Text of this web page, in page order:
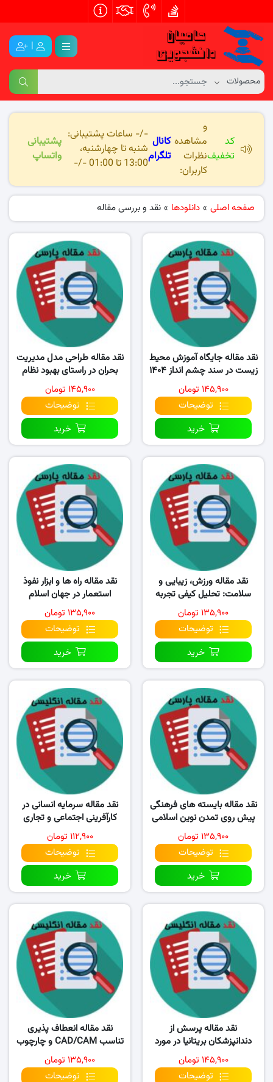
|
کد
تخفیف
و
مشاهده
نظرات
کاربران:
کانال
تلگرام
-/- ساعات پشتیبانی:
شنبه تا چهارشنبه،
13:00 تا 01:00 -/-
پشتیبانی
واتساپ
صفحه اصلی » دانلودها » نقد و بررسی مقاله
نقد مقاله جایگاه آموزش محیط
زیست در سند چشم انداز ۱۴۰۴
و قانون..
۱۴۵,۹۰۰ تومان
توضیحات
خرید
نقد مقاله طراحی مدل مدیریت
بحران در راستای بهبود نظام
مدیریت منابع انسانی..
۱۴۵,۹۰۰ تومان
توضیحات
خرید
نقد مقاله ورزش، زیبایی و
سلامت: تحلیل کیفی تجربه
زنان از باشگاه
۱۳۵,۹۰۰ تومان
توضیحات
خرید
نقد مقاله راه ها و ابزار نفوذ
استعمار در جهان اسلام
(اقدامات استعمارگران)
۱۳۵,۹۰۰ تومان
توضیحات
خرید
نقد مقاله بایسته های فرهنگی
پیش روی تمدن نوین اسلامی
۱۳۵,۹۰۰ تومان
توضیحات
خرید
نقد مقاله سرمایه انسانی در
کارآفرینی اجتماعی و تجاری
۱۱۲,۹۰۰ تومان
توضیحات
خرید
نقد مقاله پرسش از
دندانپزشکان بریتانیا در مورد
استفاده از CAD/CAM
۱۴۵,۹۰۰ تومان
توضیحات
نقد مقاله انعطاف پذیری
تناسب CAD/CAM و چارچوب
های مخلوط کپی و..
۱۳۵,۹۰۰ تومان
توضیحات